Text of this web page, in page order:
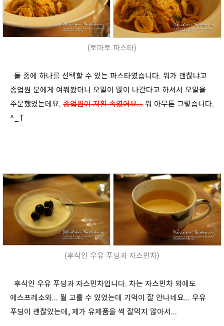
(토마토 파스타)
둘 중에 하나를 선택할 수 있는 파스타였습니다. 뭐가 괜찮냐고
종업원 분에게 여쭤봤더니 오일이 많이 나간다고 하셔서 오일을
주문했었는데요. 종업원이 저흴 속였어요... 뭐 아무튼 그렇습니다.
^_T
(후식인 우유 푸딩과 자스민차)
후식인 우유 푸딩과 자스민차입니다. 차는 자스민차 외에도
에스프레소와... 뭘 고를 수 있었는데 기억이 잘 안나네요... 우유
푸딩이 괜찮았는데, 제가 유제품을 썩 잘먹지 않아서...